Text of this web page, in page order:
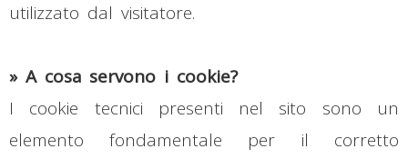
utilizzato dal visitatore.
» A cosa servono i cookie?
I cookie tecnici presenti nel sito sono un
elemento fondamentale per il corretto